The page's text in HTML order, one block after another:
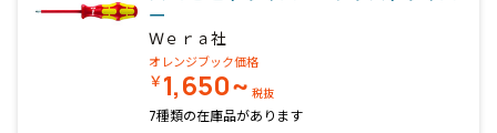
ー
Ｗｅｒａ社
オレンジブック価格
￥1,650~ 税抜
7種類の在庫品があります